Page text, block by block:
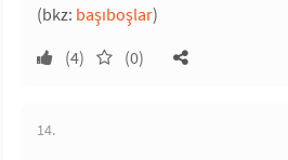
(bkz: başıboşlar)
(4)
(0)
14.